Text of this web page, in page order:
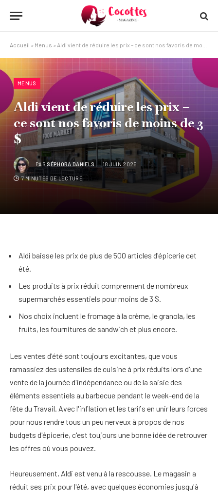
Accueil » Menus » Aldi vient de réduire les prix – ce sont nos favoris de moins de 3 $
MENUS
Aldi vient de réduire les prix –
ce sont nos favoris de moins de 3
$
PAR SÉPHORA DANIELS 18 JUIN 2025
7 MINUTES DE LECTURE
Aldi baisse les prix de plus de 500 articles d'épicerie cet
été.
Les produits à prix réduit comprennent de nombreux
supermarchés essentiels pour moins de 3 $.
Nos choix incluent le fromage à la crème, le granola, les
fruits, les fournitures de sandwich et plus encore.
Les ventes d'été sont toujours excitantes, que vous
ramassiez des ustensiles de cuisine à prix réduits lors d'une
vente de la journée d'indépendance ou de la saisie des
éléments essentiels au barbecue pendant le week-end de la
fête du Travail. Avec l'inflation et les tarifs en unir leurs forces
pour nous rendre tous un peu nerveux à propos de nos
budgets d'épicerie, c'est toujours une bonne idée de retrouver
les offres où vous pouvez.
Heureusement, Aldi est venu à la rescousse. Le magasin a
réduit ses prix pour l'été, avec quelques économies jusqu'à